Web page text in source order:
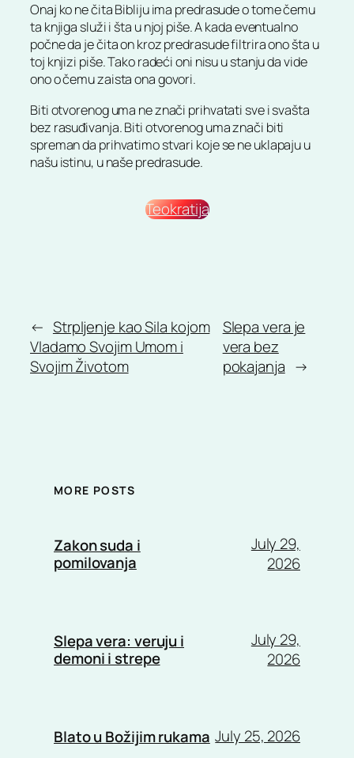
Onaj ko ne čita Bibliju ima predrasude o tome čemu
ta knjiga služi i šta u njoj piše. A kada eventualno
počne da je čita on kroz predrasude filtrira ono šta u
toj knjizi piše. Tako radeći oni nisu u stanju da vide
ono o čemu zaista ona govori.
Biti otvorenog uma ne znači prihvatati sve i svašta
bez rasuđivanja. Biti otvorenog uma znači biti
spreman da prihvatimo stvari koje se ne uklapaju u
našu istinu, u naše predrasude.
Teokratija
← Strpljenje kao Sila kojom
Vladamo Svojim Umom i
Svojim Životom
Slepa vera je
vera bez
pokajanja →
MORE POSTS
Zakon suda i
pomilovanja
July 29,
2026
Slepa vera: veruju i
demoni i strepe
July 29,
2026
Blato u Božijim rukama July 25, 2026